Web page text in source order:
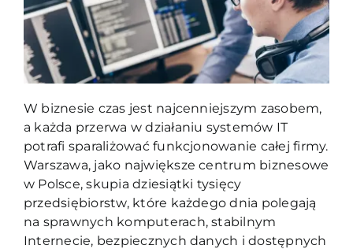
W biznesie czas jest najcenniejszym zasobem,
a każda przerwa w działaniu systemów IT
potrafi sparaliżować funkcjonowanie całej firmy.
Warszawa, jako największe centrum biznesowe
w Polsce, skupia dziesiątki tysięcy
przedsiębiorstw, które każdego dnia polegają
na sprawnych komputerach, stabilnym
Internecie, bezpiecznych danych i dostępnych